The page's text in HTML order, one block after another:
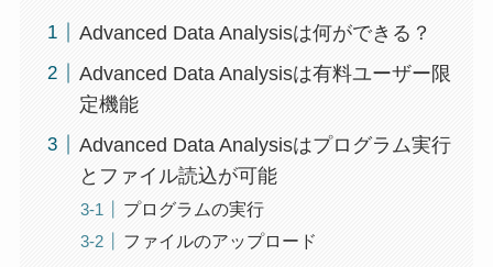
Advanced Data Analysisは何ができる？
Advanced Data Analysisは有料ユーザー限
定機能
Advanced Data Analysisはプログラム実行
とファイル読込が可能
プログラムの実行
ファイルのアップロード